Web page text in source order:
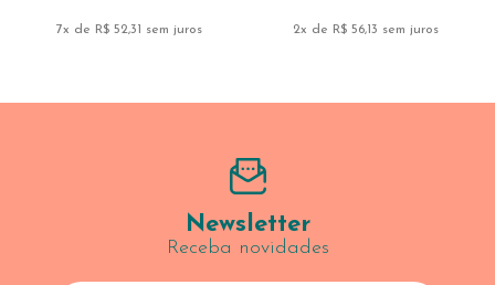
7x de R$ 52,31 sem juros 2x de R$ 56,13 sem juros
Newsletter
Receba novidades